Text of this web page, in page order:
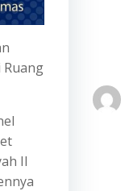
Ruang
II